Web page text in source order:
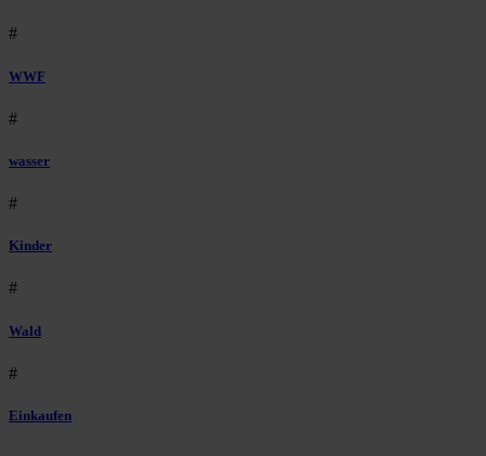
#
WWF
#
wasser
#
Kinder
#
Wald
#
Einkaufen